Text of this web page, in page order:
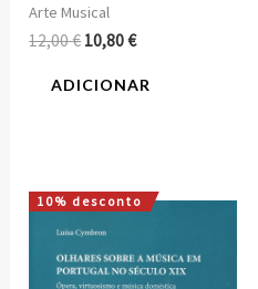
Arte Musical
12,00€ 10,80€
ADICIONAR
10% desconto
O
preço
original
era:
O
atual
é: